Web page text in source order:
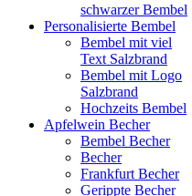
schwarzer Bembel
Personalisierte Bembel
Bembel mit viel
Text Salzbrand
Bembel mit Logo
Salzbrand
Hochzeits Bembel
Apfelwein Becher
Bembel Becher
Becher
Frankfurt Becher
Gerippte Becher